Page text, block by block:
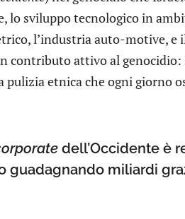
lo sviluppo tecnologico in
l’industria auto-motive,
contributo attivo al genocidio:
etnica che ogni giorno
dell’Occidente è
guadagnando miliardi